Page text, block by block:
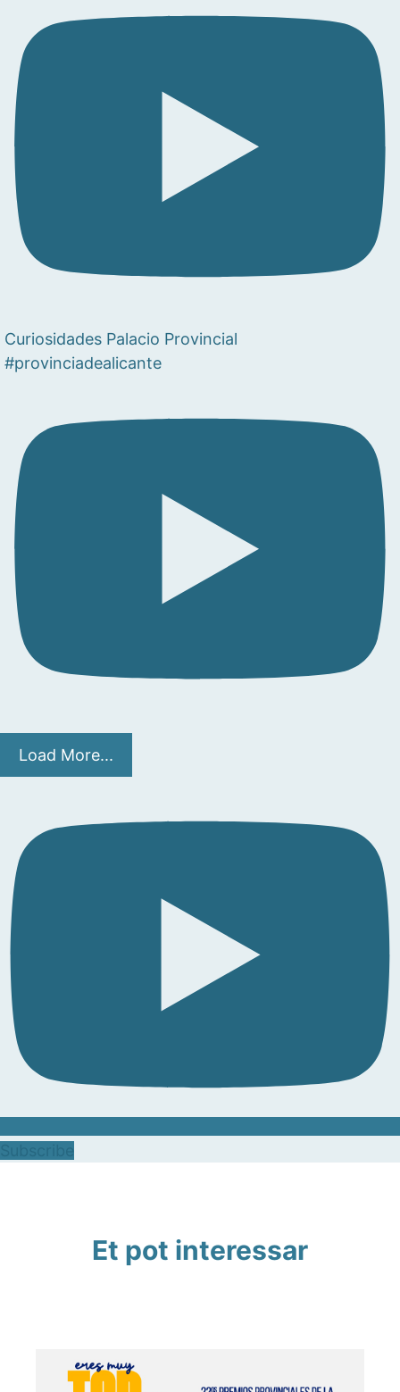
Curiosidades Palacio Provincial
#provinciadealicante
Load More...
Et pot interessar